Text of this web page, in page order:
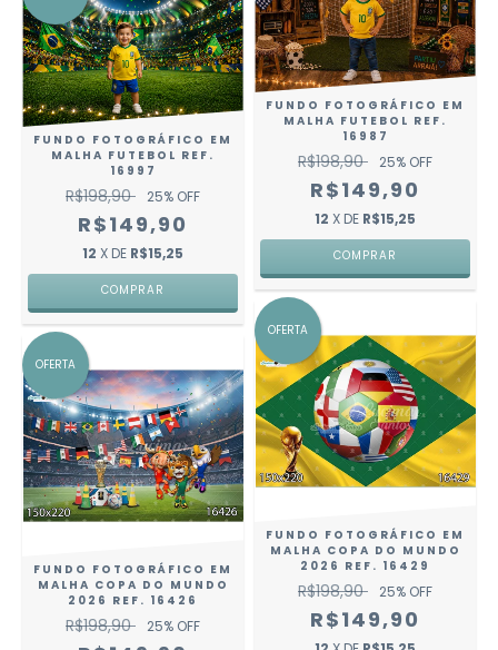
FUNDO FOTOGRÁFICO EM
MALHA FUTEBOL REF.
16997
R$198,90 25% OFF
R$149,90
12 X DE R$15,25
COMPRAR
FUNDO FOTOGRÁFICO EM
MALHA FUTEBOL REF.
16987
R$198,90 25% OFF
R$149,90
12 X DE R$15,25
COMPRAR
OFERTA
FUNDO FOTOGRÁFICO EM
MALHA COPA DO MUNDO
2026 REF. 16426
R$198,90 25% OFF
OFERTA
FUNDO FOTOGRÁFICO EM
MALHA COPA DO MUNDO
2026 REF. 16429
R$198,90 25% OFF
R$149,90